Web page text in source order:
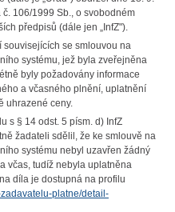
106/1999 Sb., o svobodném
předpisů (dále jen „InfZ").
se smlouvou na
systému, jež byla zveřejněna
byly požadovány informace
a včasného plnění, uplatnění
uhrazené ceny.
s § 14 odst. 5 písm. d) InfZ
žadateli sdělil, že ke smlouvě na
systému nebyl uzavřen žádný
včas, tudíž nebyla uplatněna
díla je dostupná na profilu
platne/detail-